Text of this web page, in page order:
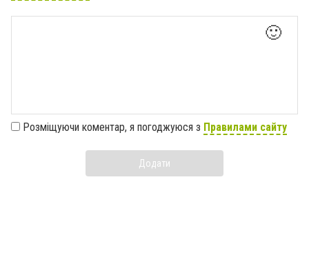
🙂
Розміщуючи коментар, я погоджуюся з Правилами сайту
Додати